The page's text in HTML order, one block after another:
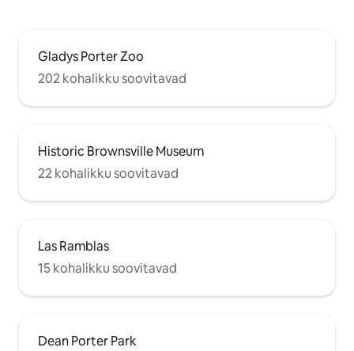
Gladys Porter Zoo
202 kohalikku soovitavad
Historic Brownsville Museum
22 kohalikku soovitavad
Las Ramblas
15 kohalikku soovitavad
Dean Porter Park